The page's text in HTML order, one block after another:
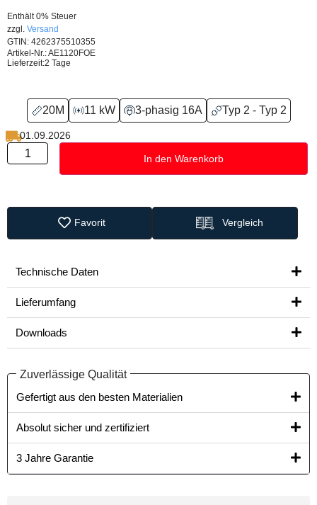
Enthält 0% Steuer
zzgl. Versand
GTIN: 4262375510355
Artikel-Nr.: AE1120FOE
Lieferzeit:2 Tage
20M 11 kW 3-phasig 16A Typ 2 - Typ 2
01.09.2026
In den Warenkorb
Favorit Vergleich
Technische Daten
Lieferumfang
Downloads
Zuverlässige Qualität
Gefertigt aus den besten Materialien​
Absolut sicher und zertifiziert
3 Jahre Garantie